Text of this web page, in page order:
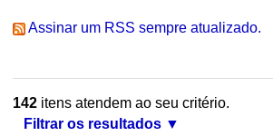
Assinar um RSS sempre atualizado.
142itens atendem ao seu critério.
Filtrar os resultados